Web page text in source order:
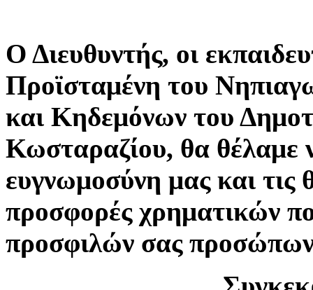
Ο Διευθυντής, οι
Προϊσταμένη του
και Κηδεμόνων του
Κωσταραζίου, θα θέλαμε
ευγνωμοσύνη μας και τις
προσφορές χρηματικών
προσφιλών σας